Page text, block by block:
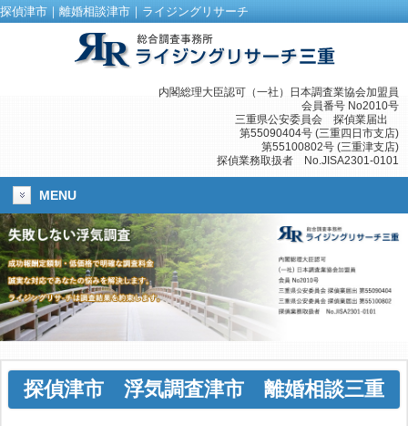
探偵津市｜離婚相談津市｜ライジングリサーチ
内閣総理大臣認可（一社）日本調査業協会加盟員
会員番号 No2010号
三重県公安委員会 探偵業届出
第55090404号 (三重四日市支店)
第55100802号 (三重津支店)
探偵業務取扱者 No.JISA2301-0101
MENU
探偵津市 浮気調査津市 離婚相談三重